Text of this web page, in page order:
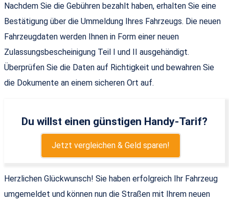
Nachdem Sie die Gebühren bezahlt haben, erhalten Sie eine
Bestätigung über die Ummeldung Ihres Fahrzeugs. Die neuen
Fahrzeugdaten werden Ihnen in Form einer neuen
Zulassungsbescheinigung Teil I und II ausgehändigt.
Überprüfen Sie die Daten auf Richtigkeit und bewahren Sie
die Dokumente an einem sicheren Ort auf.
Du willst einen günstigen Handy-Tarif?
Jetzt vergleichen & Geld sparen!
Herzlichen Glückwunsch! Sie haben erfolgreich Ihr Fahrzeug
umgemeldet und können nun die Straßen mit Ihrem neuen